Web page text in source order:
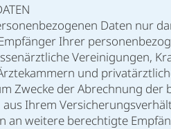
Daten nur
Ihrer
Vereinigungen,
und
Zwecke der Abrechnung
Ihrem
an weitere berechtigte